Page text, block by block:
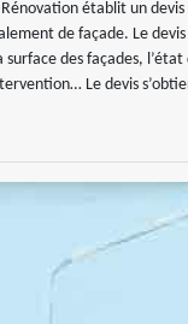
Rénovation établit un
de façade. Le
des façades, l’état
Le devis